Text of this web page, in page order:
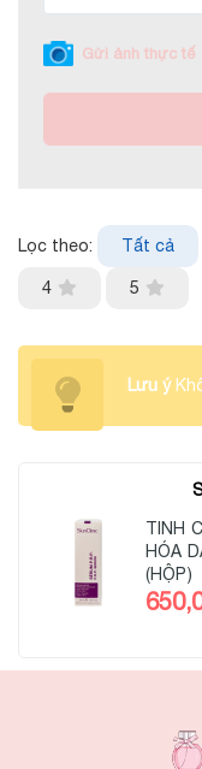
Gửi ảnh thực tế
Lọc theo: Tất cả
4 5
Lưu ý
TINH
HÓA
(HỘP)